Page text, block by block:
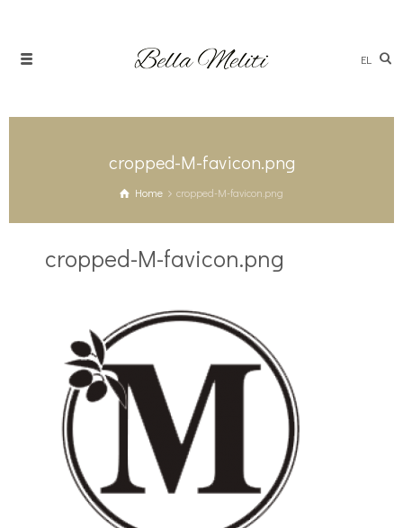
EL
cropped-M-favicon.png
Home cropped-M-favicon.png
cropped-M-favicon.png